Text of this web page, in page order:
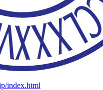
index.html